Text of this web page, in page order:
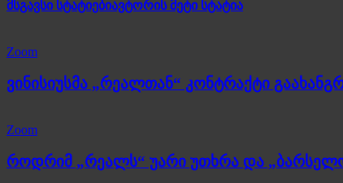
მსგავსი სტატიებიავტორის მეტი სტატია
Zoom
ვინისიუსმა „რეალთან“ კონტრაქტი
Zoom
როდრიმ „რეალს“ უარი უთხრა და